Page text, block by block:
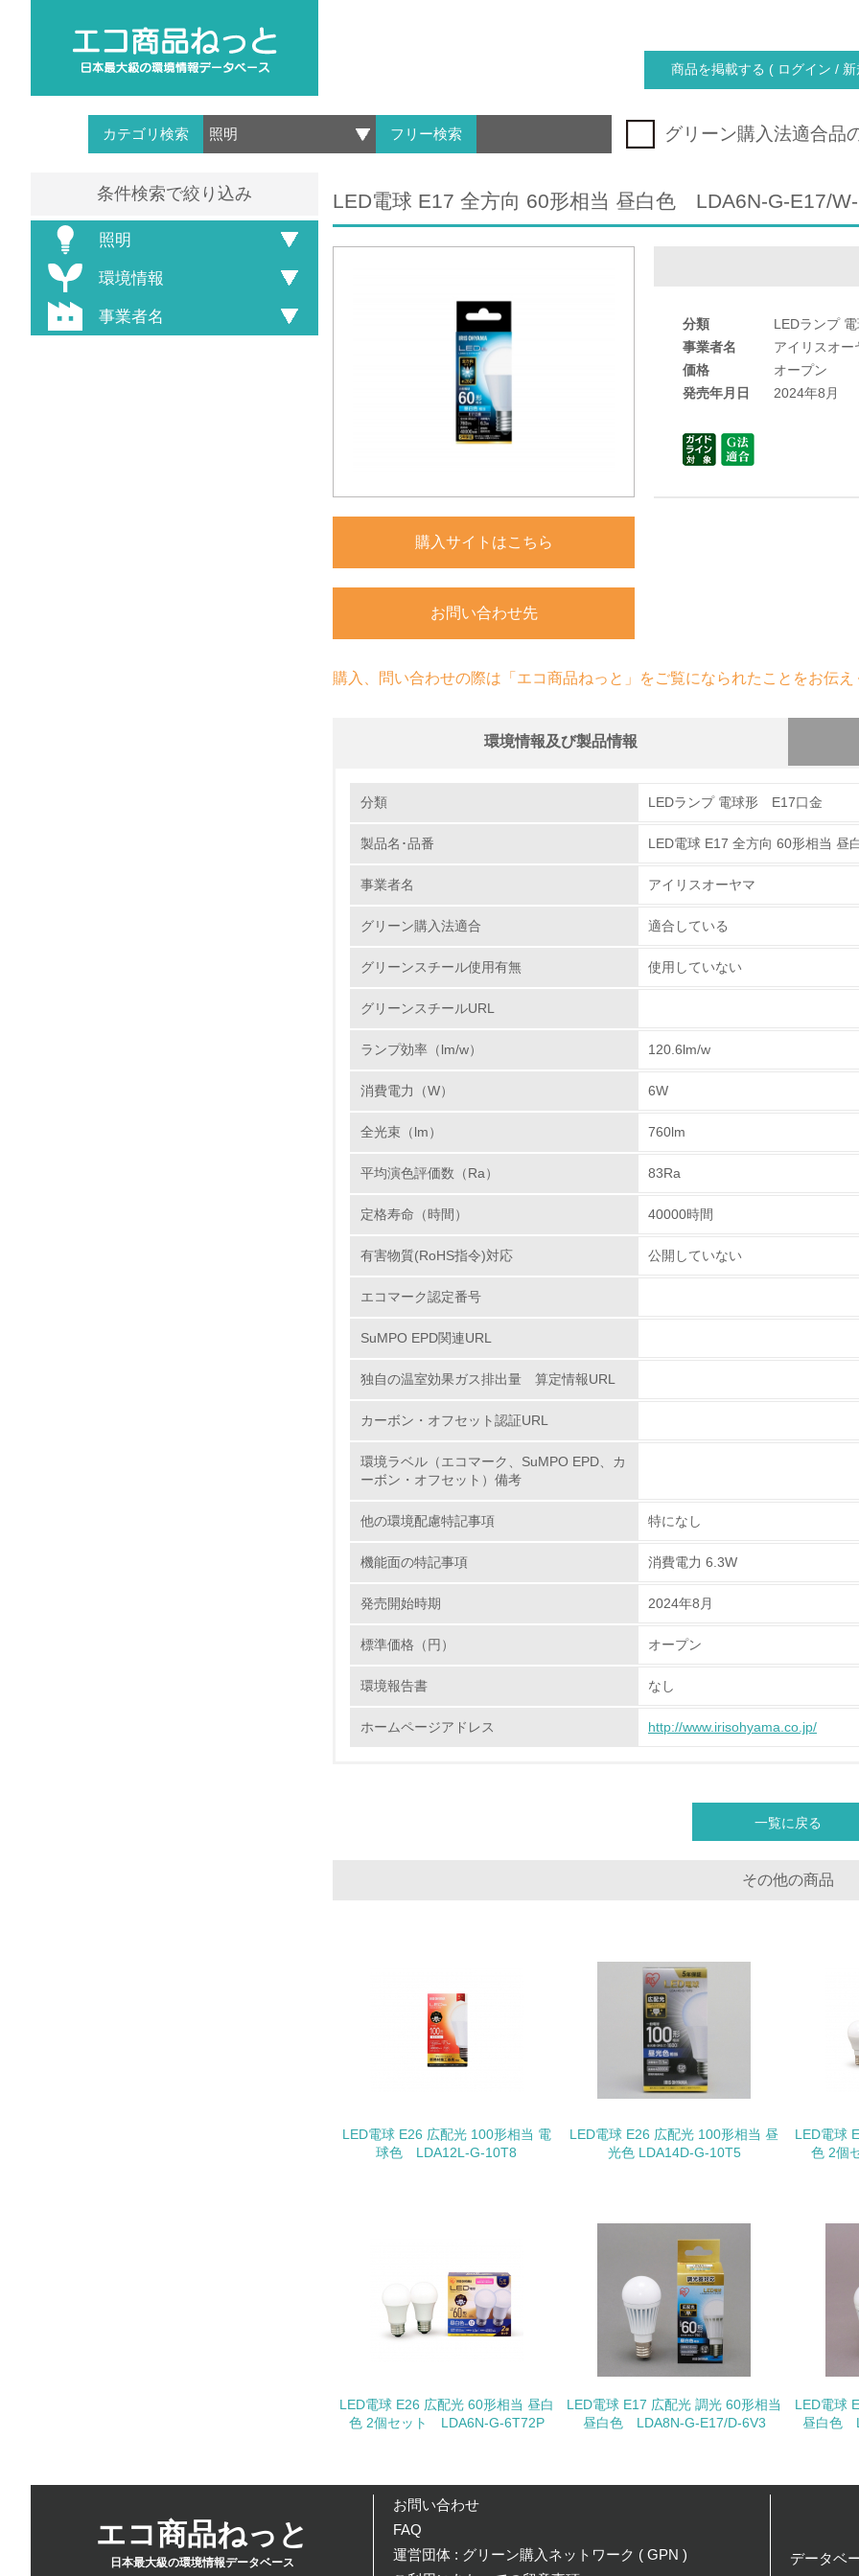
商品を掲載する ( ログイン / 新
カテゴリ検索 フリー検索 グリーン購入法適合品
条件検索で絞り込み
照明
環境情報
事業者名
LED電球 E17 全方向 60形相当 昼白色 LDA6N-G-E17/
購入サイトはこちら
お問い合わせ先
分類
LEDランプ
事業者名
アイリスオー
価格
オープン
発売年月日
2024年8月
購入、問い合わせの際は「エコ商品ねっと」をご覧になられたことをお伝え
環境情報及び製品情報
1.環境取り組み体制
No. チェック項目
5. 環境取り組み体制と成果を定期的に検証して次の活動に活かして
6. 従業員が環境方針に基づいて自分の業務の中で行うべき環境対
7.
環境活動に関する規格やプログラムを導入している
2.環境への取り組み
No.
9. <L1> 資源（投入原料、水等）とエネルギー（電力、重油、ガ
10. <L2> 資源とエネルギーの使用量の把握をし、具体的な削減目標
環境配慮型製品・サービスの
<L2> 購入している製品・サービスの量と種類を把握し、具体的
非該当（包装・物流を必要とする業務を行っていない）
<L1> 環境負荷ができるだけ小さい包装・梱包を行っている
<L2> 環境負荷ができるだけ小さい物流を行っている
化学物質
<L1> 化学物質の使用量及び外部（大気・水・土壌）への排出量
<L2> 化学物質の使用量及び外部への排出量を把握し、具体的な
<L1> 廃棄物の発生量の削減及びリサイクルの推進、適正処理
20. <L2> 発生する廃棄物の量と種類を把握し、具体的な削減・リ
21.
<L1> 「生物多様性保全」に関する取り組み（例：森林保全活動
分類 LEDランプ 電球形 E17口金
製品名･品番 LED電球 E17 全方向 60形相当
事業者名 アイリスオーヤマ
グリーン購入法適合 適合している
グリーンスチール使用有無 使用していない
グリーンスチールURL
ランプ効率（lm/w） 120.6lm/w
消費電力（W） 6W
全光束（lm） 760lm
平均演色評価数（Ra） 83Ra
定格寿命（時間） 40000時間
有害物質(RoHS指令)対応 公開していない
エコマーク認定番号
SuMPO EPD関連URL
独自の温室効果ガス排出量 算定情報URL
カーボン・オフセット認証URL
環境ラベル（エコマーク、SuMPO EPD、カ
ーボン・オフセット）備考
他の環境配慮特記事項 特になし
機能面の特記事項 消費電力 6.3W
発売開始時期 2024年8月
標準価格（円） オープン
環境報告書 なし
ホームページアドレス http://www.irisohyama.co.jp/
一覧に戻る
その他の商品
LED電球 E26 広配光 100形相当 電
球色 LDA12L-G-10T8
LED電球 E26 広配光 100形相当 昼
光色 LDA14D-G-10T5
LED電球
色 2個
LED電球 E26 広配光 60形相当 昼白
色 2個セット LDA6N-G-6T72P
LED電球 E17 広配光 調光 60形相当
昼白色 LDA8N-G-E17/D-6V3
LED電球
昼白色
エコ商品ねっと
日本最大級の環境情報データベース
お問い合わせ
FAQ
運営団体 : グリーン購入ネットワーク ( GPN )
データベ